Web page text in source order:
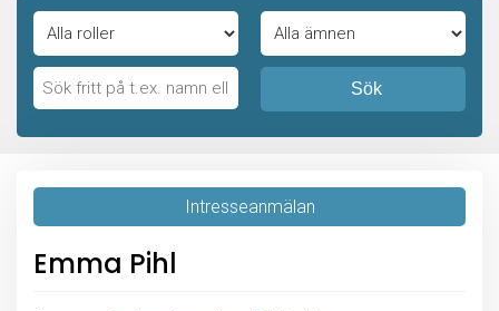
Sök
Intresseanmälan
Emma Pihl